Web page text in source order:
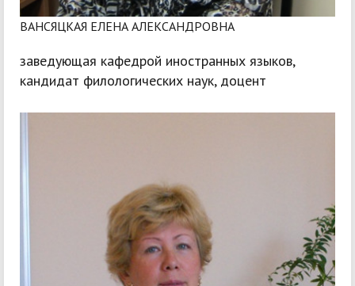
ВАНСЯЦКАЯ ЕЛЕНА АЛЕКСАНДРОВНА
заведующая кафедрой иностранных языков,
кандидат филологических наук, доцент